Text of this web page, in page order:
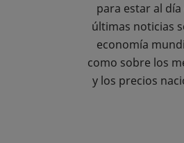
para estar al día
últimas noticias
economía
como sobre los
y los precios